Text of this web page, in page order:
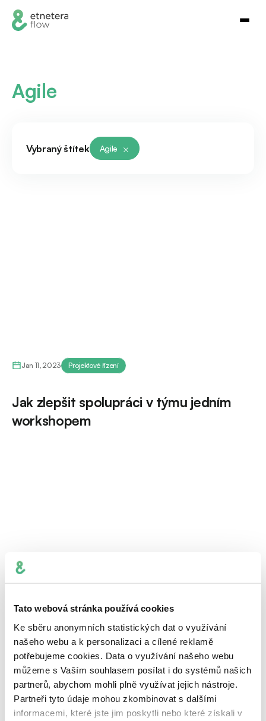
Tato webová stránka používá cookies
Ke sběru anonymních statistických dat o využívání
našeho webu a k personalizaci a cílené reklamě
potřebujeme cookies. Data o využívání našeho webu
můžeme s Vaším souhlasem posílat i do systémů našich
partnerů, abychom mohli plně využívat jejich nástroje.
Partneři tyto údaje mohou zkombinovat s dalšími
informacemi, které jste jim poskytli nebo které získali v
Agile
Vybraný štítek Agile
Jan 11, 2023 Projektové řízení
Jak zlepšit spolupráci v týmu jedním
workshopem
May 25, 2022 Projektové řízení
Jak vytvořit pomocí retrospektivy tým
plný superhrdinů